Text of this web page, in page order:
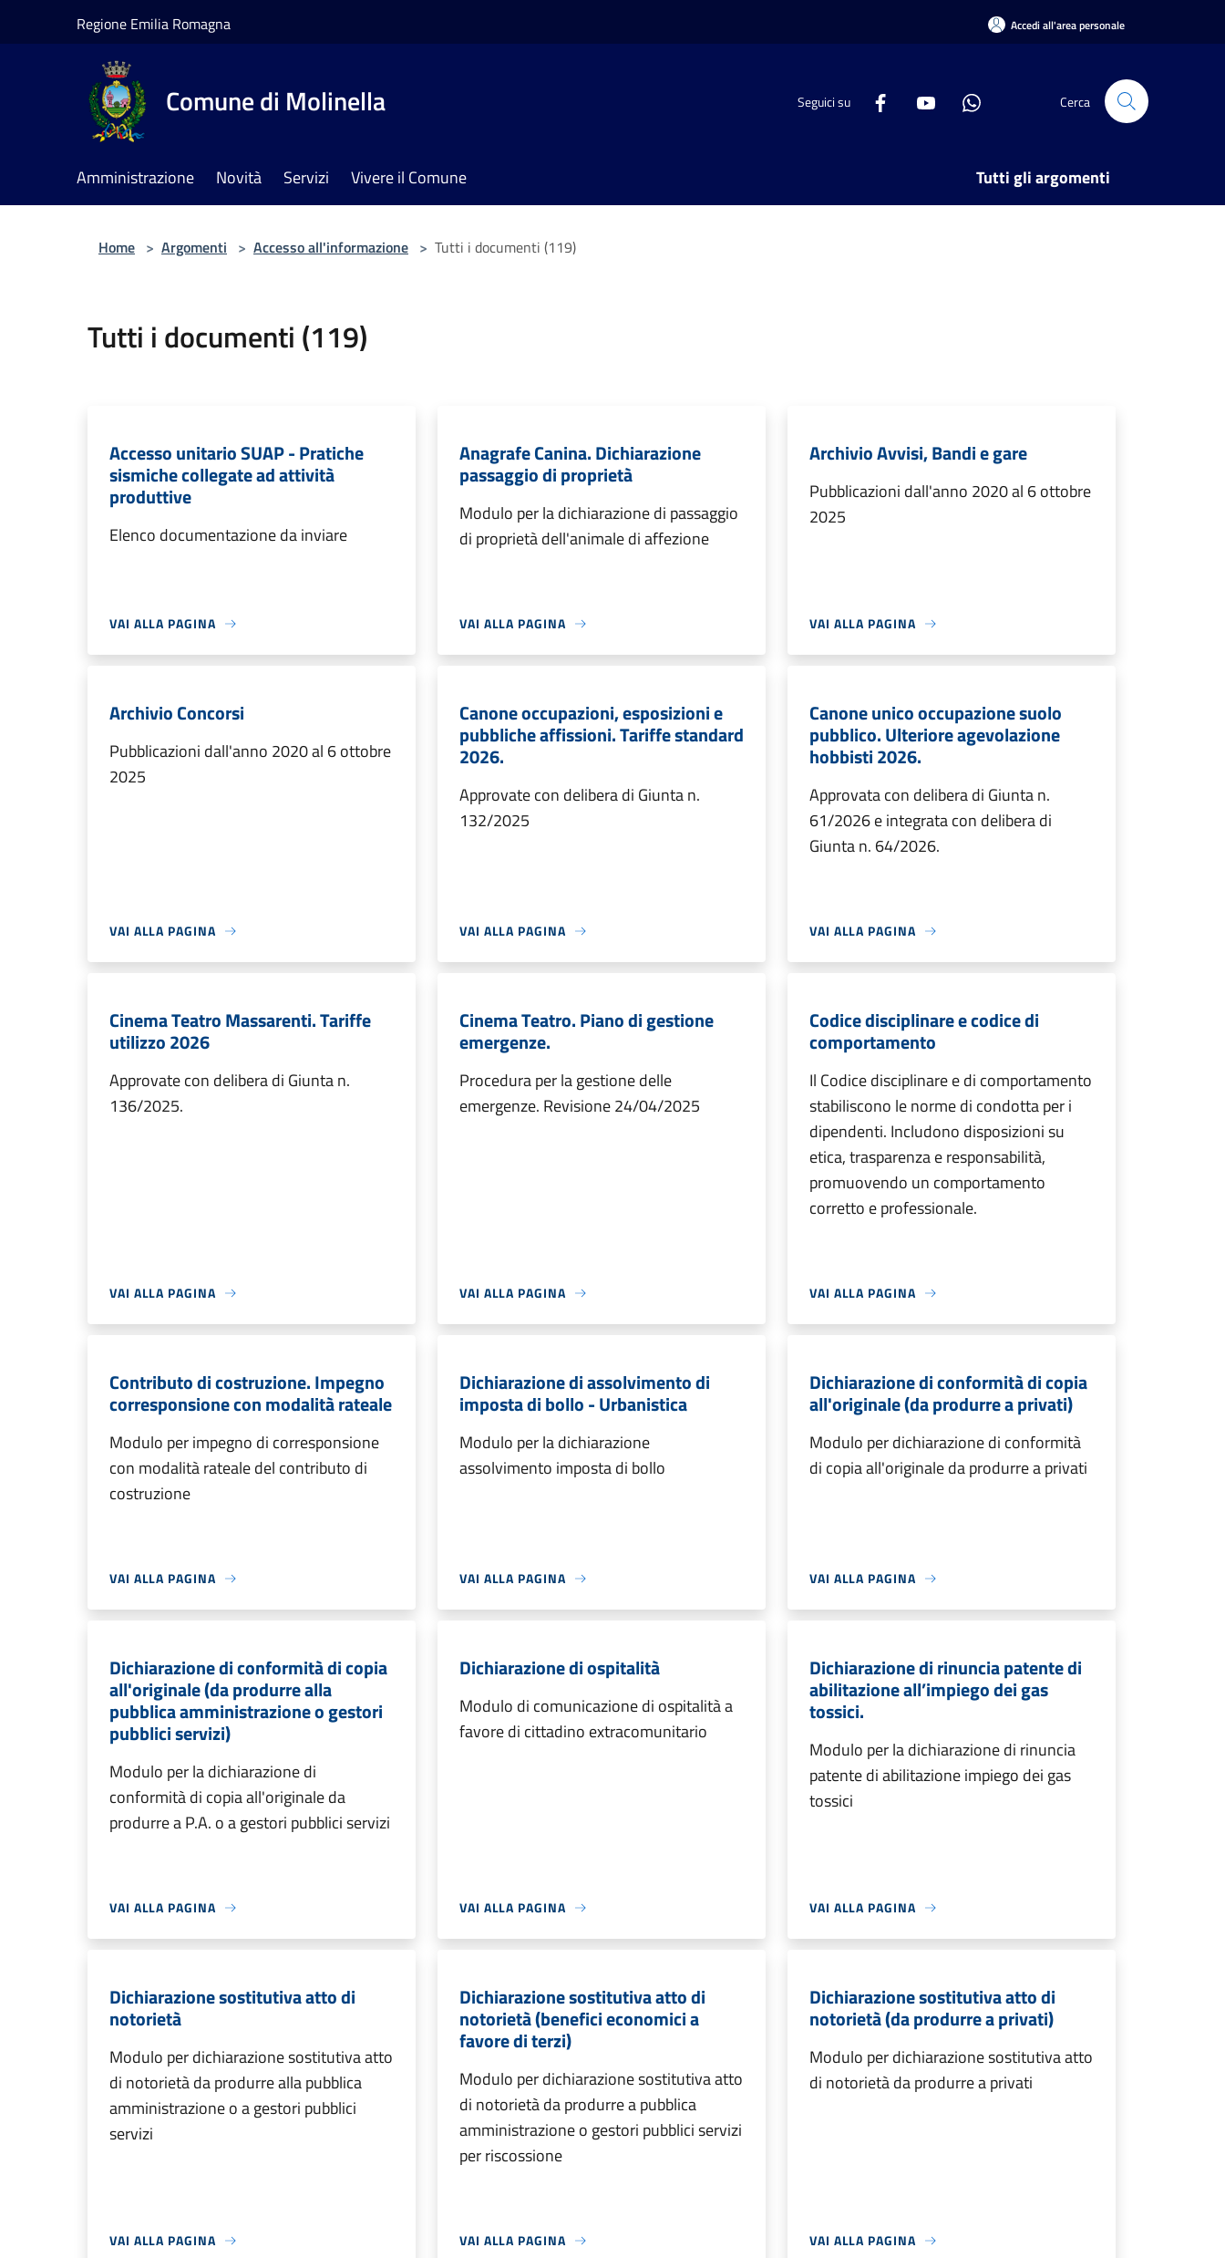
Regione Emilia Romagna Accedi all'area personale
Comune di Molinella Seguici su Cerca
Amministrazione Novità Servizi Vivere il Comune Tutti gli argomenti
Home > Argomenti > Accesso all'informazione > Tutti i documenti (119)
Tutti i documenti (119)
Accesso unitario SUAP - Pratiche
sismiche collegate ad attività
produttive
Elenco documentazione da inviare
VAI ALLA PAGINA
Anagrafe Canina. Dichiarazione
passaggio di proprietà
Modulo per la dichiarazione di passaggio
di proprietà dell'animale di affezione
VAI ALLA PAGINA
Archivio Avvisi, Bandi e gare
Pubblicazioni dall'anno 2020 al 6 ottobre
2025
VAI ALLA PAGINA
Archivio Concorsi
Pubblicazioni dall'anno 2020 al 6 ottobre
2025
VAI ALLA PAGINA
Canone occupazioni, esposizioni e
pubbliche affissioni. Tariffe standard
2026.
Approvate con delibera di Giunta n.
132/2025
VAI ALLA PAGINA
Canone unico occupazione suolo
pubblico. Ulteriore agevolazione
hobbisti 2026.
Approvata con delibera di Giunta n.
61/2026 e integrata con delibera di
Giunta n. 64/2026.
VAI ALLA PAGINA
Cinema Teatro Massarenti. Tariffe
utilizzo 2026
Approvate con delibera di Giunta n.
136/2025.
VAI ALLA PAGINA
Cinema Teatro. Piano di gestione
emergenze.
Procedura per la gestione delle
emergenze. Revisione 24/04/2025
VAI ALLA PAGINA
Codice disciplinare e codice di
comportamento
Il Codice disciplinare e di comportamento
stabiliscono le norme di condotta per i
dipendenti. Includono disposizioni su
etica, trasparenza e responsabilità,
promuovendo un comportamento
corretto e professionale.
VAI ALLA PAGINA
Contributo di costruzione. Impegno
corresponsione con modalità rateale
Modulo per impegno di corresponsione
con modalità rateale del contributo di
costruzione
VAI ALLA PAGINA
Dichiarazione di assolvimento di
imposta di bollo - Urbanistica
Modulo per la dichiarazione
assolvimento imposta di bollo
VAI ALLA PAGINA
Dichiarazione di conformità di copia
all'originale (da produrre a privati)
Modulo per dichiarazione di conformità
di copia all'originale da produrre a privati
VAI ALLA PAGINA
Dichiarazione di conformità di copia
all'originale (da produrre alla
pubblica amministrazione o gestori
pubblici servizi)
Modulo per la dichiarazione di
conformità di copia all'originale da
produrre a P.A. o a gestori pubblici servizi
VAI ALLA PAGINA
Dichiarazione di ospitalità
Modulo di comunicazione di ospitalità a
favore di cittadino extracomunitario
VAI ALLA PAGINA
Dichiarazione di rinuncia patente di
abilitazione all’impiego dei gas
tossici.
Modulo per la dichiarazione di rinuncia
patente di abilitazione impiego dei gas
tossici
VAI ALLA PAGINA
Dichiarazione sostitutiva atto di
notorietà
Modulo per dichiarazione sostitutiva atto
di notorietà da produrre alla pubblica
amministrazione o a gestori pubblici
servizi
VAI ALLA PAGINA
Dichiarazione sostitutiva atto di
notorietà (benefici economici a
favore di terzi)
Modulo per dichiarazione sostitutiva atto
di notorietà da produrre a pubblica
amministrazione o gestori pubblici servizi
per riscossione
VAI ALLA PAGINA
Dichiarazione sostitutiva atto di
notorietà (da produrre a privati)
Modulo per dichiarazione sostitutiva atto
di notorietà da produrre a privati
VAI ALLA PAGINA